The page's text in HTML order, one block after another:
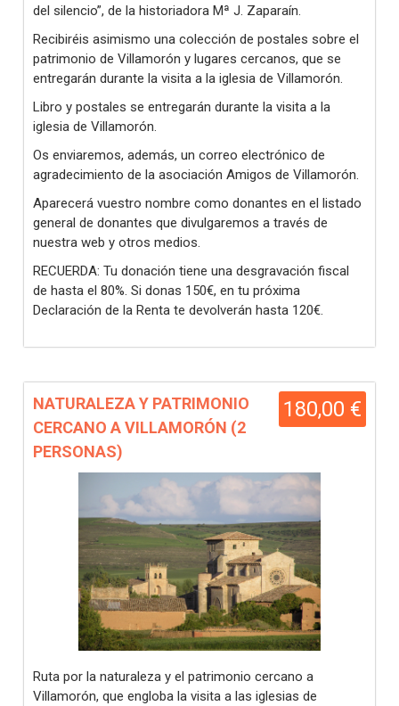
del silencio”, de la historiadora Mª J. Zaparaín.
Recibiréis asimismo una colección de postales sobre el
patrimonio de Villamorón y lugares cercanos, que se
entregarán durante la visita a la iglesia de Villamorón.
Libro y postales se entregarán durante la visita a la
iglesia de Villamorón.
Os enviaremos, además, un correo electrónico de
agradecimiento de la asociación Amigos de Villamorón.
Aparecerá vuestro nombre como donantes en el listado
general de donantes que divulgaremos a través de
nuestra web y otros medios.
RECUERDA: Tu donación tiene una desgravación fiscal
de hasta el 80%. Si donas 150€, en tu próxima
Declaración de la Renta te devolverán hasta 120€.
180,00 €
NATURALEZA Y PATRIMONIO
CERCANO A VILLAMORÓN (2
PERSONAS)
Ruta por la naturaleza y el patrimonio cercano a
Villamorón, que engloba la visita a las iglesias de